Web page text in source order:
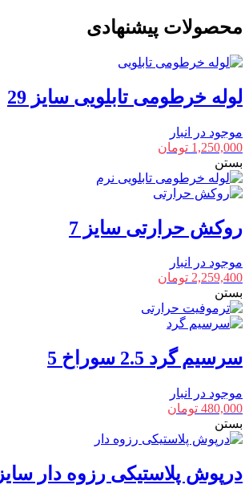
محصولات پیشنهادی
لوله خرطومی تابلویی سایز 29
موجود در انبار
1,250,000 تومان
بستن
روکش حرارتی سایز 7
موجود در انبار
2,259,400 تومان
بستن
سرسیم گرد 2.5 سوراخ 5
موجود در انبار
480,000 تومان
بستن
درپوش پلاستیکی رزوه دار سایز PG36